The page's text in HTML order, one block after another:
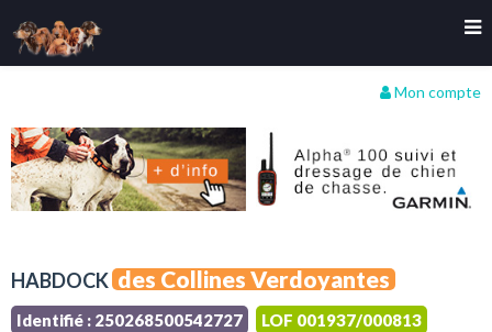
Mon compte
HABDOCK des Collines Verdoyantes
Identifié : 250268500542727
LOF 001937/000813